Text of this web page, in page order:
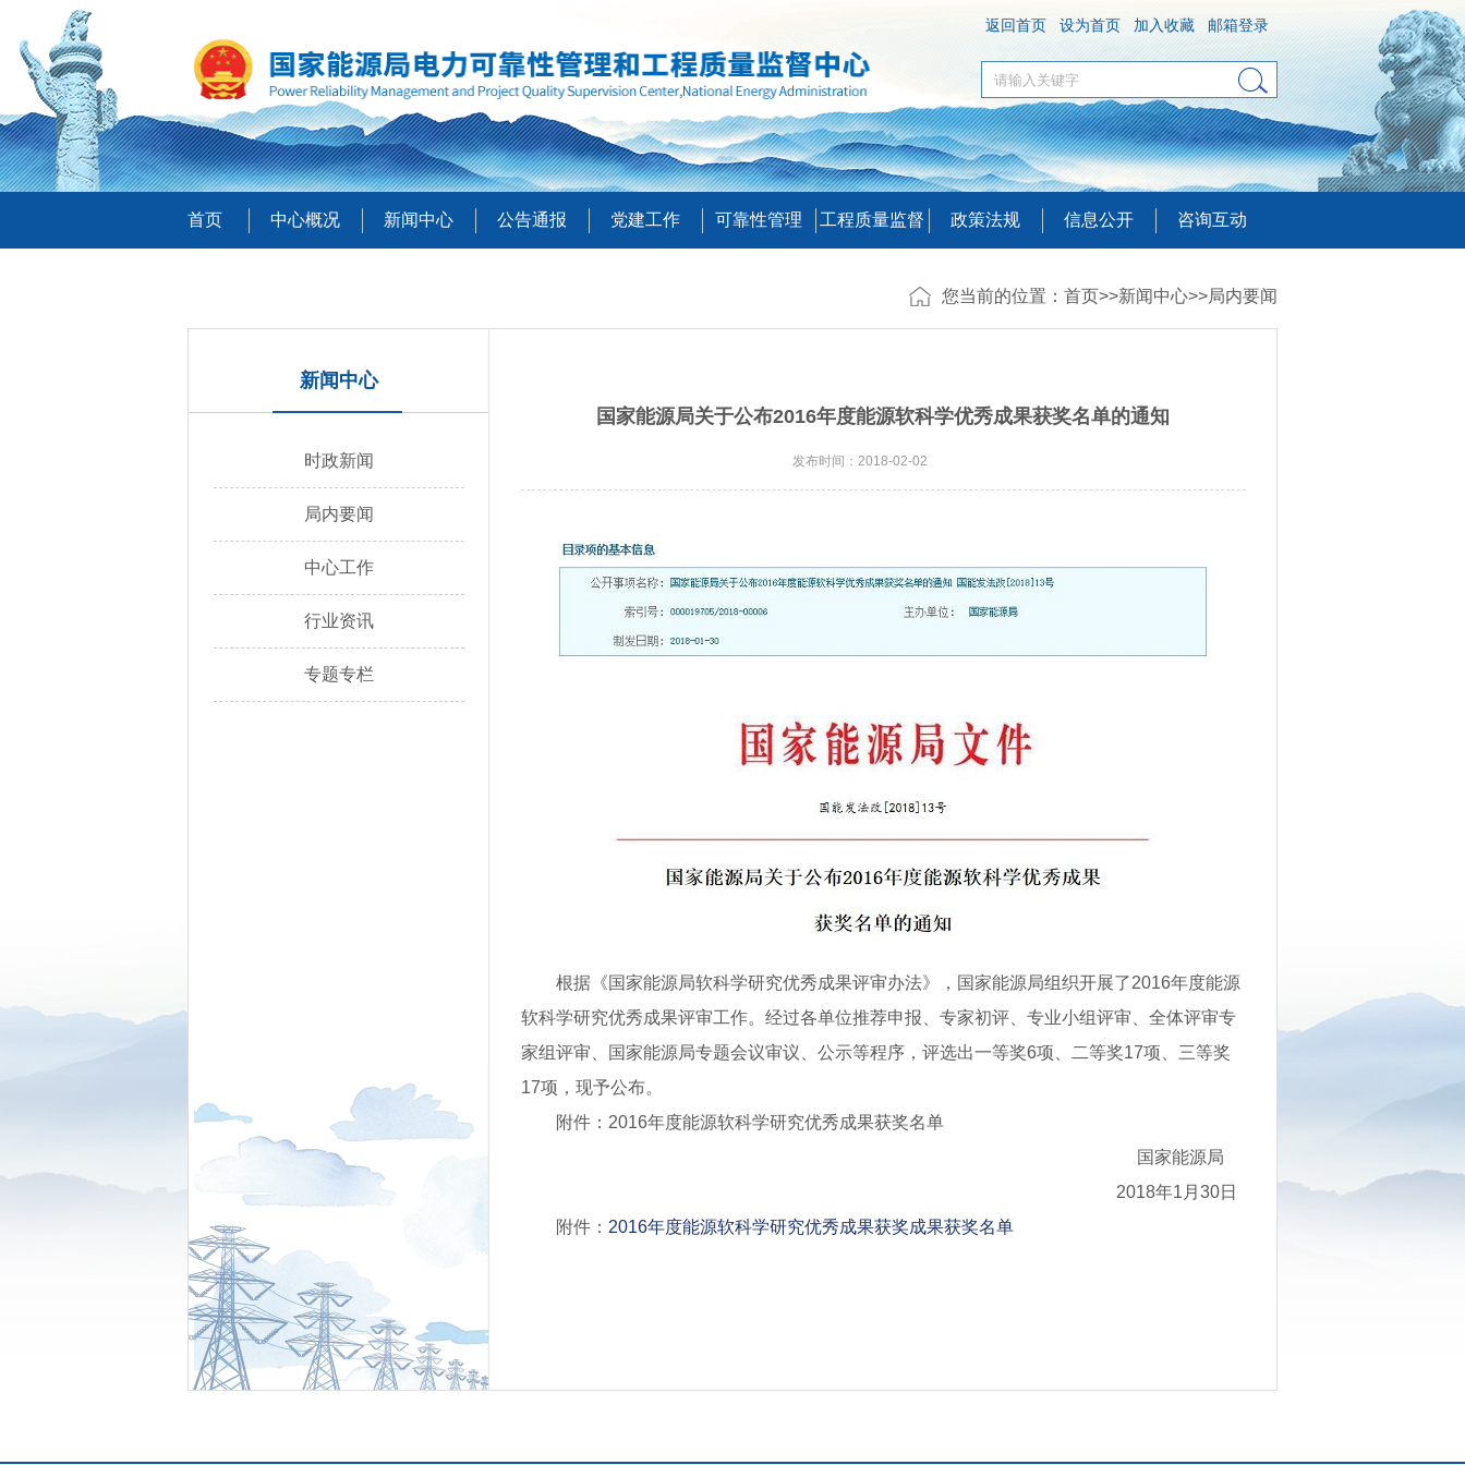
返回首页 设为首页 加入收藏 邮箱登录
首页 中心概况 新闻中心 公告通报 党建工作 可靠性管理 工程质量监督 政策法规 信息公开 咨询互动
您当前的位置： 首页>>新闻中心>>局内要闻
新闻中心
时政新闻
局内要闻
中心工作
行业资讯
专题专栏
国家能源局关于公布2016年度能源软科学优秀成果获奖名单的通知
发布时间：2018-02-02
根据《国家能源局软科学研究优秀成果评审办法》，国家能源局组织开展了2016年度能源
软科学研究优秀成果评审工作。经过各单位推荐申报、专家初评、专业小组评审、全体评审专
家组评审、国家能源局专题会议审议、公示等程序，评选出一等奖6项、二等奖17项、三等奖
17项，现予公布。
附件：2016年度能源软科学研究优秀成果获奖名单
国家能源局
2018年1月30日
附件： 2016年度能源软科学研究优秀成果获奖成果获奖名单